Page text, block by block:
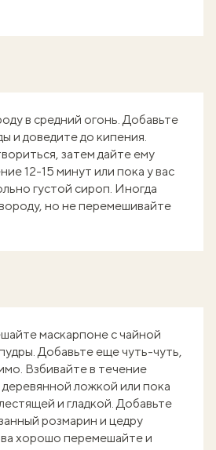
в средний огонь. Добавьте
и доведите до кипения.
затем дайте ему
12-15 минут или пока у вас
густой сироп. Иногда
но не перемешивайте
маскарпоне с чайной
Добавьте еще чуть-чуть,
Взбивайте в течение
ложкой или пока
и гладкой. Добавьте
розмарин и цедру
хорошо перемешайте и